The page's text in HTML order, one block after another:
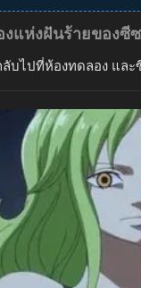
งแห่งฝันร้ายของซี
บไปที่ห้องทดลอง แล